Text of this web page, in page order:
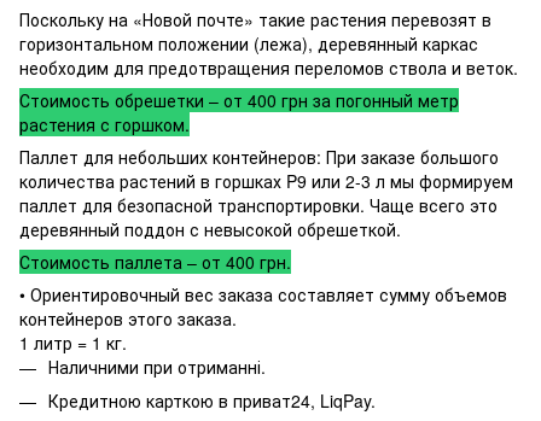
Поскольку на «Новой почте» такие растения перевозят в
горизонтальном положении (лежа), деревянный каркас
необходим для предотвращения переломов ствола и веток.
Стоимость обрешетки – от 400 грн за погонный метр
растения с горшком.
Паллет для небольших контейнеров: При заказе большого
количества растений в горшках P9 или 2-3 л мы формируем
паллет для безопасной транспортировки. Чаще всего это
деревянный поддон с невысокой обрешеткой.
Стоимость паллета – от 400 грн.
• Ориентировочный вес заказа составляет сумму объемов
контейнеров этого заказа.
1 литр = 1 кг.
Наличними при отриманні.
Кредитною карткою в приват24, LiqPay.